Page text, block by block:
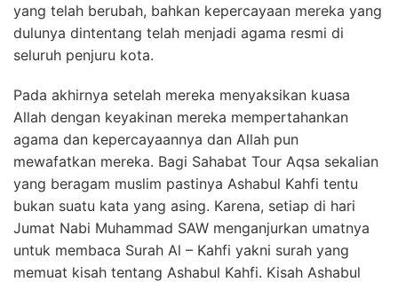
yang telah berubah, bahkan kepercayaan mereka yang
dulunya dintentang telah menjadi agama resmi di
seluruh penjuru kota.
Pada akhirnya setelah mereka menyaksikan kuasa
Allah dengan keyakinan mereka mempertahankan
agama dan kepercayaannya dan Allah pun
mewafatkan mereka. Bagi Sahabat Tour Aqsa sekalian
yang beragam muslim pastinya Ashabul Kahfi tentu
bukan suatu kata yang asing. Karena, setiap di hari
Jumat Nabi Muhammad SAW menganjurkan umatnya
untuk membaca Surah Al – Kahfi yakni surah yang
memuat kisah tentang Ashabul Kahfi. Kisah Ashabul